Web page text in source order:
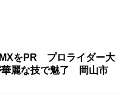
をPR プロライダー大
華麗な技で魅了 岡山市